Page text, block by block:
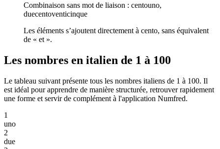
Combinaison sans mot de liaison : centouno,
duecentoventicinque
Les éléments s’ajoutent directement à cento, sans équivalent
de « et ».
Les nombres en italien de 1 à 100
Le tableau suivant présente tous les nombres italiens de 1 à 100. Il
est idéal pour apprendre de manière structurée, retrouver rapidement
une forme et servir de complément à l'application Numfred.
1
uno
2
due